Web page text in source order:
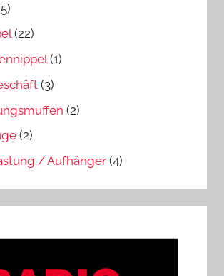
(22)
(1)
(3)
(2)
(2)
/ Aufhänger(4)